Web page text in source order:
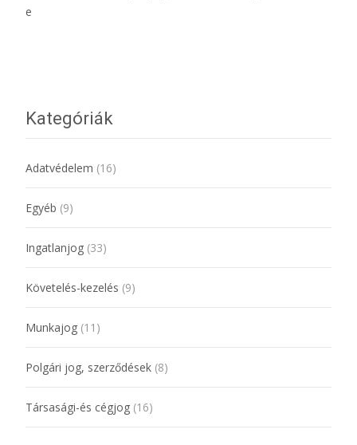
e
Kategóriák
Adatvédelem (16)
Egyéb (9)
Ingatlanjog (33)
Követelés-kezelés (9)
Munkajog (11)
Polgári jog, szerződések (8)
Társasági-és cégjog (16)